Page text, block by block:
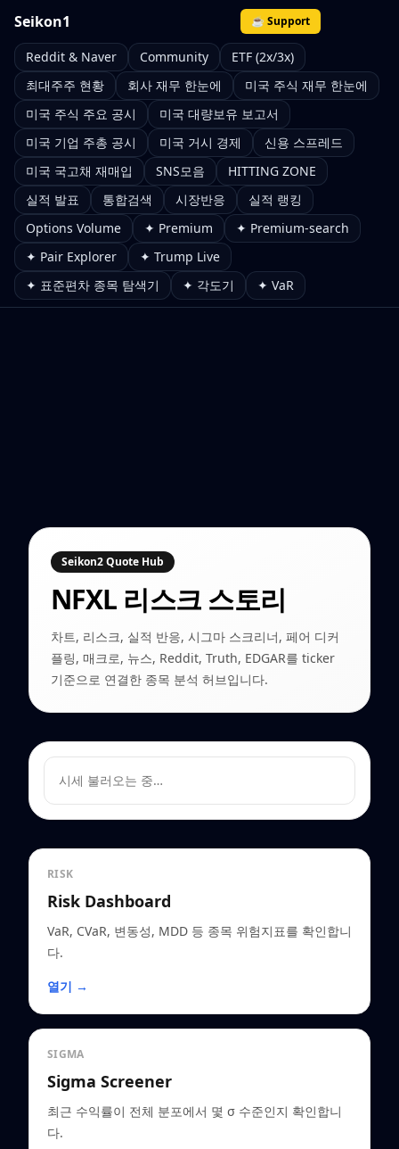
Seikon1 ☕ Support
Reddit & Naver Community
ETF (2x/3x)
최대주주 현황
회사 재무 한눈에
미국 주식 재무 한눈에
미국 주식 주요 공시
미국 대량보유 보고서
미국 기업 주총 공시
미국 거시 경제
신용 스프레드
미국 국고채 재매입
SNS모음
HITTING ZONE
실적 발표
통합검색 시장반응
실적 랭킹
Options Volume
✦ Premium
✦ Premium-search
✦ Pair Explorer
✦ Trump Live
✦ 표준편차 종목 탐색기
✦ 각도기 ✦ VaR
Seikon2 Quote Hub
NFXL 리스크 스토리
차트, 리스크, 실적 반응, 시그마 스크리너, 페어 디커
플링, 매크로, 뉴스, Reddit, Truth, EDGAR를 ticker
기준으로 연결한 종목 분석 허브입니다.
시세 불러오는 중…
RISK
Risk Dashboard
VaR, CVaR, 변동성, MDD 등 종목 위험지표를 확인합니
다.
열기 →
SIGMA
Sigma Screener
최근 수익률이 전체 분포에서 몇 σ 수준인지 확인합니
다.